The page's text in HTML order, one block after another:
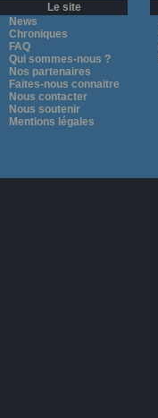
Le site
News
Chroniques
FAQ
Qui sommes-nous ?
Nos partenaires
Faites-nous connaitre
Nous contacter
Nous soutenir
Mentions légales